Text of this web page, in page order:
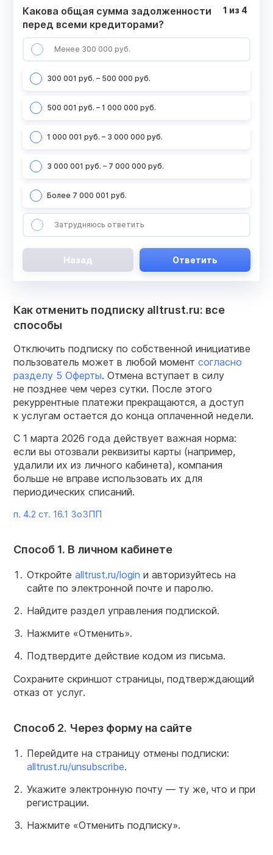
Какова общая сумма задолженности
перед всеми кредиторами?
Менее 300 000 руб.
300 001 руб. – 500 000 руб.
500 001 руб. – 1 000 000 руб.
1 000 001 руб. – 3 000 000 руб.
3 000 001 руб. – 7 000 000 руб.
Более 7 000 001 руб.
Затрудняюсь ответить
1 из 4
Назад Ответить
Как отменить подписку alltrust.ru: все
способы
Отключить подписку по собственной инициативе
пользователь может в любой момент согласно
разделу 5 Оферты. Отмена вступает в силу
не позднее чем через сутки. После этого
рекуррентные платежи прекращаются, а доступ
к услугам остается до конца оплаченной недели.
С 1 марта 2026 года действует важная норма:
если вы отозвали реквизиты карты (например,
удалили их из личного кабинета), компания
больше не вправе использовать их для
периодических списаний.
п. 4.2 ст. 16.1 ЗоЗПП
Способ 1. В личном кабинете
Откройте alltrust.ru/login и авторизуйтесь на
сайте по электронной почте и паролю.
Найдите раздел управления подпиской.
Нажмите «Отменить».
Подтвердите действие кодом из письма.
Сохраните скриншот страницы, подтверждающий
отказ от услуг.
Способ 2. Через форму на сайте
Перейдите на страницу отмены подписки:
alltrust.ru/unsubscribe.
Укажите электронную почту — ту же, что и при
регистрации.
Нажмите «Отменить подписку».